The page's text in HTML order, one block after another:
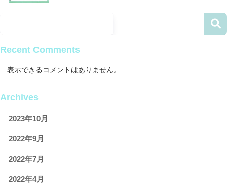
Recent Comments
表示できるコメントはありません。
Archives
2023年10月
2022年9月
2022年7月
2022年4月